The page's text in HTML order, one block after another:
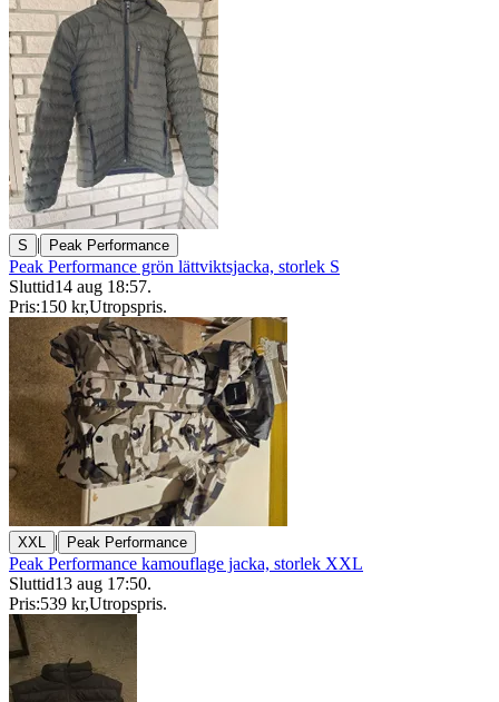
S | Peak Performance
Peak Performance grön lättviktsjacka, storlek S
Sluttid14 aug 18:57.
Pris:150 kr,Utropspris.
XXL | Peak Performance
Peak Performance kamouflage jacka, storlek XXL
Sluttid13 aug 17:50.
Pris:539 kr,Utropspris.